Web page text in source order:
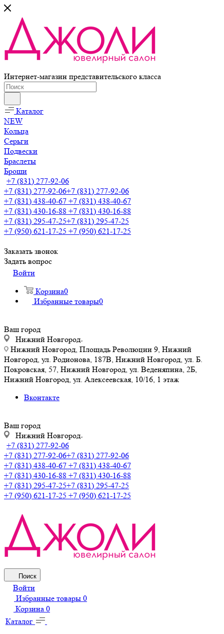
Интернет-магазин представительского класса
Каталог
NEW
Кольца
Серьги
Подвески
Браслеты
Броши
+7 (831) 277-92-06
+7 (831) 277-92-06+7 (831) 277-92-06
+7 (831) 438-40-67 +7 (831) 438-40-67
+7 (831) 430-16-88 +7 (831) 430-16-88
+7 (831) 295-47-25+7 (831) 295-47-25
+7 (950) 621-17-25 +7 (950) 621-17-25
Заказать звонок
Задать вопрос
Войти
Корзина0
Избранные товары0
Ваш город
Нижний Новгород
Нижний Новгород, Площадь Революции 9, Нижний
Новгород, ул. Родионова, 187В, Нижний Новгород, ул. Б.
Покровская, 57, Нижний Новгород, ул. Веденяпина, 2Б,
Нижний Новгород, ул. Алексеевская, 10/16, 1 этаж
Вконтакте
Ваш город
Нижний Новгород
+7 (831) 277-92-06
+7 (831) 277-92-06+7 (831) 277-92-06
+7 (831) 438-40-67 +7 (831) 438-40-67
+7 (831) 430-16-88 +7 (831) 430-16-88
+7 (831) 295-47-25+7 (831) 295-47-25
+7 (950) 621-17-25 +7 (950) 621-17-25
Поиск
Войти
Избранные товары 0
Корзина 0
Каталог